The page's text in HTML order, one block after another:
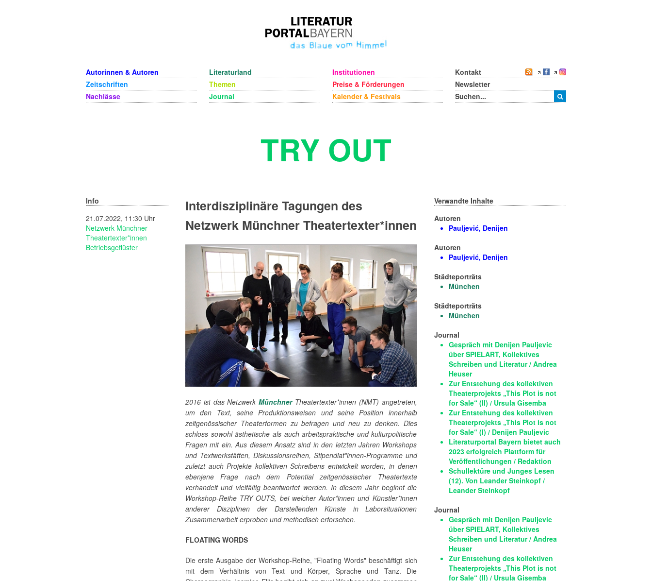
Autorinnen & Autoren
Zeitschriften
Nachlässe
Literaturland
Themen
Journal
Institutionen
Preise & Förderungen
Kalender & Festivals
Kontakt
Newsletter
TRY OUT
Info
21.07.2022, 11:30 Uhr
Netzwerk Münchner
Theatertexter*innen
Betriebsgeflüster
Interdisziplinäre Tagungen des
Netzwerk Münchner Theatertexter*innen
2016 ist das NetzwerkMünchnerTheatertexter*innen (NMT) angetreten,
um den Text, seine Produktionsweisen und seine Position innerhalb
zeitgenössischer Theaterformen zu befragen und neu zu denken. Dies
schloss sowohl ästhetische als auch arbeitspraktische und kulturpolitische
Fragen mit ein. Aus diesem Ansatz sind in den letzten Jahren Workshops
und Textwerkstätten, Diskussionsreihen, Stipendiat*innen-Programme und
zuletzt auch Projekte kollektiven Schreibens entwickelt worden, in denen
ebenjene Frage nach dem Potential zeitgenössischer Theatertexte
verhandelt und vielfältig beantwortet werden. In diesem Jahr beginnt die
Workshop-Reihe TRY OUTS, bei welcher Autor*innen und Künstler*innen
anderer Disziplinen der Darstellenden Künste in Laborsituationen
Zusammenarbeit erproben und methodisch erforschen.
FLOATING WORDS
Die erste Ausgabe der Workshop-Reihe, "Floating Words" beschäftigt sich
mit dem Verhältnis von Text und Körper, Sprache und Tanz. Die
Verwandte Inhalte
Autoren
Pauljević, Denijen
Autoren
Pauljević, Denijen
Städteporträts
München
Städteporträts
München
Journal
Gespräch mit Denijen Pauljevic
über SPIELART, Kollektives
Schreiben und Literatur / Andrea
Heuser
Zur Entstehung des kollektiven
Theaterprojekts „This Plot is not
for Sale“ (II) / Ursula Gisemba
Zur Entstehung des kollektiven
Theaterprojekts „This Plot is not
for Sale“ (I) / Denijen Pauljevic
Literaturportal Bayern bietet auch
2023 erfolgreich Plattform für
Veröffentlichungen / Redaktion
Schullektüre und Junges Lesen
(12). Von Leander Steinkopf /
Leander Steinkopf
Journal
Gespräch mit Denijen Pauljevic
über SPIELART, Kollektives
Schreiben und Literatur / Andrea
Heuser
Zur Entstehung des kollektiven
Theaterprojekts „This Plot is not
for Sale“ (II) / Ursula Gisemba